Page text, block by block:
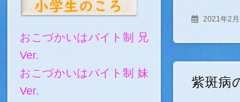
2021年2月
紫斑病
おこづかいはバイト制 兄
Ver.
おこづかいはバイト制 妹
Ver.